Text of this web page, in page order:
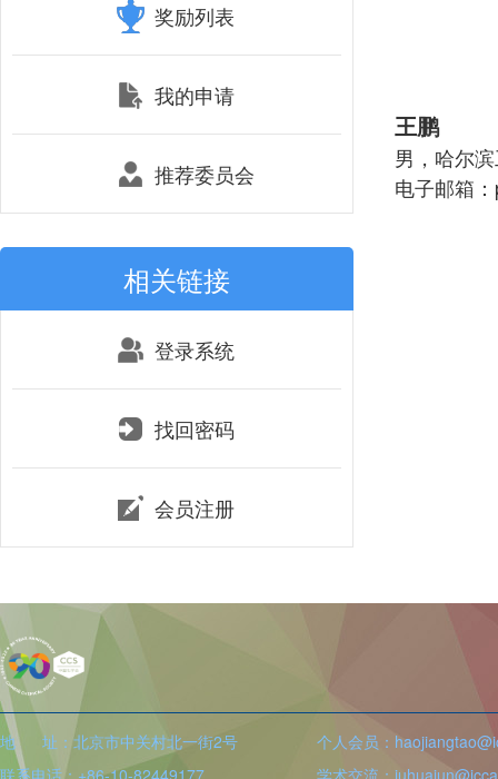
奖励列表
我的申请
推荐委员会
相关链接
登录系统
找回密码
会员注册
王鹏
男，哈尔
电子邮箱
地 址：北京市中关村北一街2号
联系电话：+86-10-82449177
个人会员：
学术交流：